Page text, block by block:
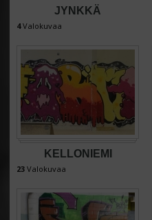
JYNKKÄ
4Valokuvaa
KELLONIEMI
23 Valokuvaa